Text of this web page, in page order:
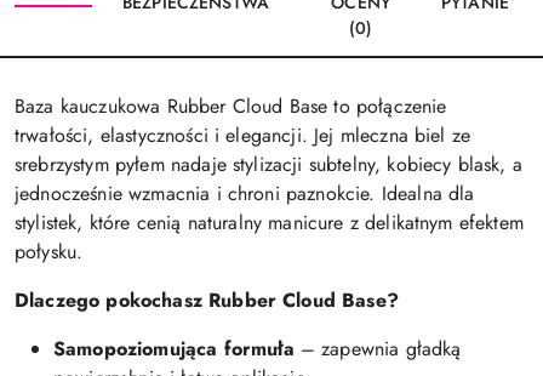
(0)
Baza kauczukowa Rubber Cloud Base to połączenie
trwałości, elastyczności i elegancji. Jej mleczna biel ze
srebrzystym pyłem nadaje stylizacji subtelny, kobiecy blask, a
jednocześnie wzmacnia i chroni paznokcie. Idealna dla
stylistek, które cenią naturalny manicure z delikatnym efektem
połysku.
Dlaczego pokochasz Rubber Cloud Base?
Samopoziomująca formuła – zapewnia gładką